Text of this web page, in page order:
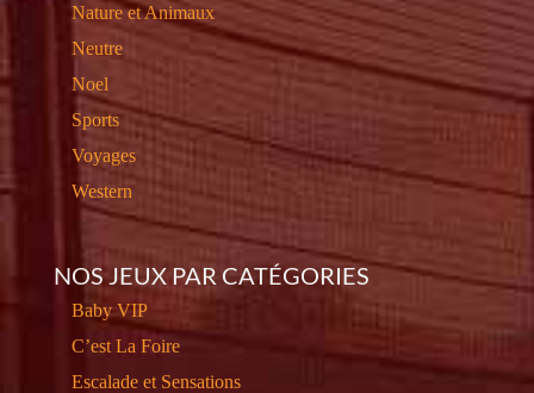
Nature et Animaux
Neutre
Noel
Sports
Voyages
Western
NOS JEUX PAR CATÉGORIES
Baby VIP
C’est La Foire
Escalade et Sensations